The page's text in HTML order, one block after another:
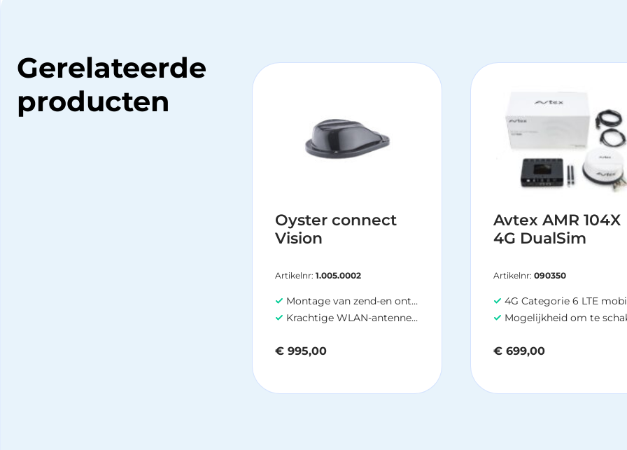
Gerelateerde
producten
Oyster connect
Vision
Artikelnr: 1.005.0002
Montage van zend-en ontvangstunit op dak voorkomt dempingverlies
Krachtige WLAN-antennes 2x2 MIMO
€ 995,00
Avtex AMR 104X
4G DualSim
Artikelnr: 090350
4G Categorie 6 LTE mobiele router met datatransfer tot 300 Mbps
Mogelijkheid om te schakelen tussen LTE en
€699,00